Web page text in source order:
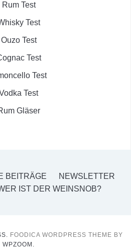
Rum Test
Test
Ouzo Test
Test
Test
Test
Gläser
BEITRÄGE
NEWSLETTER
IST DER WEINSNOB?
FOODICA WORDPRESS THEME BY
WPZOOM.